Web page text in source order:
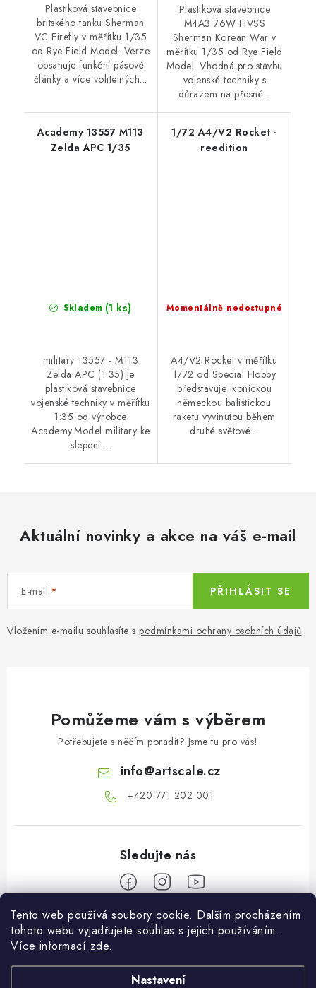
Tento web používá soubory cookie. Dalším procházením
tohoto webu vyjadřujete souhlas s jejich používáním..
Více informací zde.
Nastavení
Plastiková stavebnice
britského tanku Sherman
VC Firefly v měřítku 1/35
od Rye Field Model. Verze
obsahuje funkční pásové
články a více volitelných...
Plastiková stavebnice
M4A3 76W HVSS
Sherman Korean War v
měřítku 1/35 od Rye Field
Model. Vhodná pro stavbu
vojenské techniky s
důrazem na přesné...
Academy 13557 M113
Zelda APC 1/35
Skladem (1 ks)
military 13557 - M113
Zelda APC (1:35) je
plastiková stavebnice
vojenské techniky v měřítku
1:35 od výrobce
Academy.Model military ke
slepení....
1/72 A4/V2 Rocket -
reedition
Momentálně nedostupné
A4/V2 Rocket v měřítku
1/72 od Special Hobby
představuje ikonickou
německou balistickou
raketu vyvinutou během
druhé světové...
Aktuální novinky a akce na váš e-mail
E-mail
Vložením e-mailu souhlasíte s podmínkami ochrany osobních údajů
PŘIHLÁSIT SE
Pomůžeme vám s výběrem
Potřebujete s něčím poradit? Jsme tu pro vás!
info@artscale.cz
+420 771 202 001​
Informace pro vás